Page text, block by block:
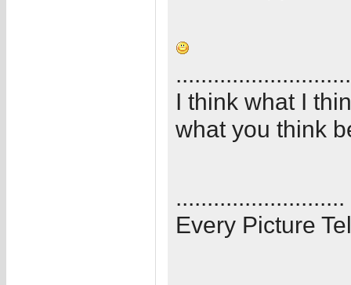
I think what I
what you think
...........................
Every Picture